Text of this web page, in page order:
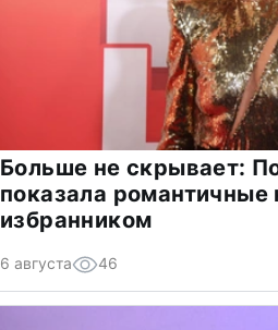
Больше не скрывает:
показала
избранником
6 августа 46